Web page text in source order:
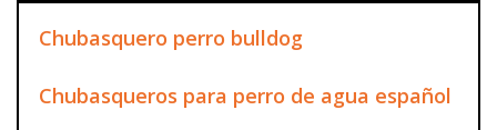
Chubasquero perro bulldog
Chubasqueros para perro de agua español